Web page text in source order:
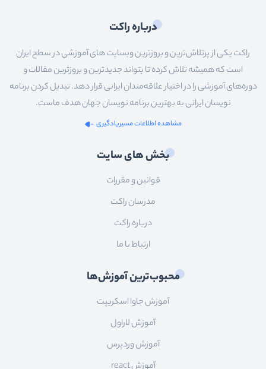
درباره راکت
راکت یکی از پرتلاش‌ترین و بروزترین وبسایت های آموزشی در سطح ایران
است که همیشه تلاش کرده تا بتواند جدیدترین و بروزترین مقالات و
دوره‌های آموزشی را در اختیار علاقه‌مندان ایرانی قرار دهد. تبدیل کردن برنامه
نویسان ایرانی به بهترین برنامه نویسان جهان هدف ماست.
مشاهده اطلاعات مسیریادگیری
بخش های سایت
قوانین و مقررات
مدرسان راکت
درباره راکت
ارتباط با ما
محبوب‌ترین آموزش‌ها
آموزش جاوا اسکریپت
آموزش لاراول
آموزش وردپرس